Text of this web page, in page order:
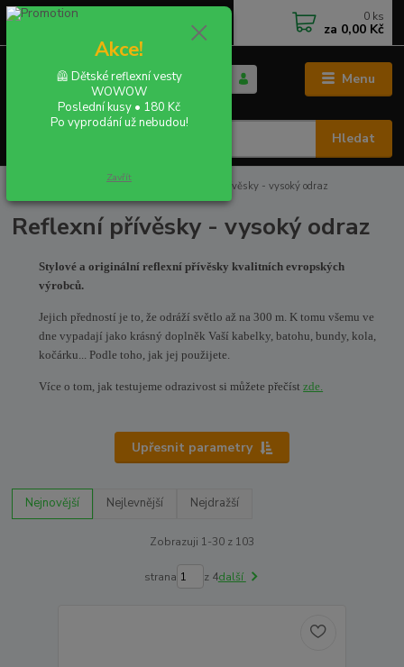
Menu
CZK
Hledat
+420 702 855 412
0 ks
za 0,00 Kč
REFLEXNÍ PŘÍVĚSKY Reflexní přívěsky - vysoký odraz
Reflexní přívěsky - vysoký odraz
Stylové a originální reflexní přívěsky kvalitních evropských
výrobců.
Jejich předností je to, že odráží světlo až na 300 m. K tomu všemu ve
dne vypadají jako krásný doplněk Vaší kabelky, batohu, bundy, kola,
kočárku... Podle toho, jak jej použijete.
Více o tom, jak testujeme odrazivost si můžete přečístzde.
Upřesnit parametry
Nejnovější Nejlevnější Nejdražší
Zobrazuji 1-30 z 103
strana z 4další
Akce!
🦺 Dětské reflexní vesty
WOWOW
Poslední kusy • 180 Kč
Po vyprodání už nebudou!
Zavřít